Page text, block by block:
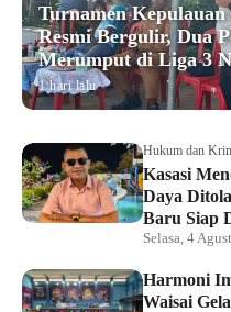
Turnamen
Resmi Bergulir, Dua
Merumput di Liga 3
1 hari lalu
Hukum dan
Kasasi
Daya
Baru Siap
Selasa, 4
Harmoni
Waisai